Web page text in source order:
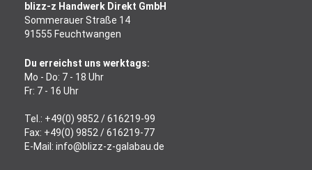
blizz-z Handwerk Direkt GmbH
Sommerauer Straße 14
91555 Feuchtwangen
Du erreichst uns werktags:
Mo - Do: 7 - 18 Uhr
Fr: 7 - 16 Uhr
Tel.: +49(0) 9852 / 616219-99
Fax: +49(0) 9852 / 616219-77
E-Mail: info@blizz-z-galabau.de